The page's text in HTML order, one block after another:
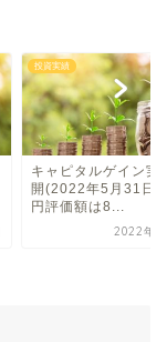
投資実績
キャピタルゲイン実
開(2022年5月31日
円評価額は8...
2022年6